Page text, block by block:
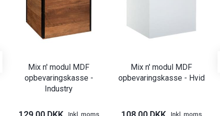
Mix n' modul MDF
opbevaringskasse -
Industry
Inkl. moms
Mix n' modul MDF
opbevaringskasse - Hvid
Inkl. moms